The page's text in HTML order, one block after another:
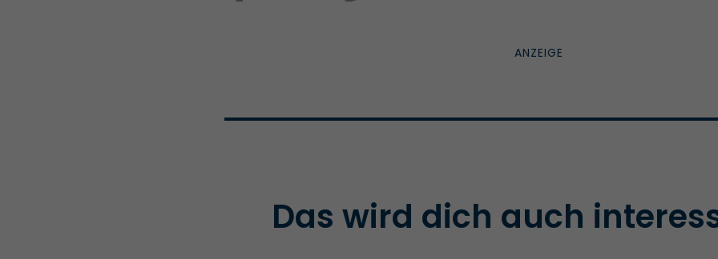
Das wird dich auch